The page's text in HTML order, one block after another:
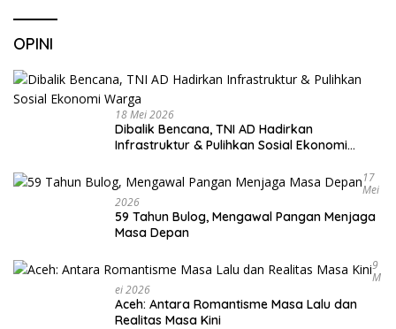
OPINI
18 Mei 2026
Dibalik Bencana, TNI AD Hadirkan
Infrastruktur & Pulihkan Sosial Ekonomi
17
Mei
2026
59 Tahun Bulog, Mengawal Pangan Menjaga
Masa Depan
9
M
Ei 2026
Aceh: Antara Romantisme Masa Lalu dan
Realitas Masa Kini